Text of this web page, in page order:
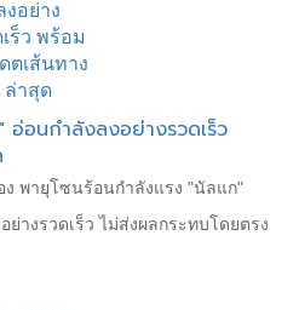
อนกำลังลงอย่างรวดเร็ว
ง พายุโซนร้อนกำลังแรง "นัลแก"
างรวดเร็ว ไม่ส่งผลกระทบโดยตรง